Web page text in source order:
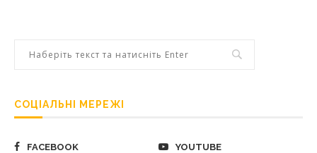
СОЦІАЛЬНІ МЕРЕЖІ
FACEBOOK YOUTUBE